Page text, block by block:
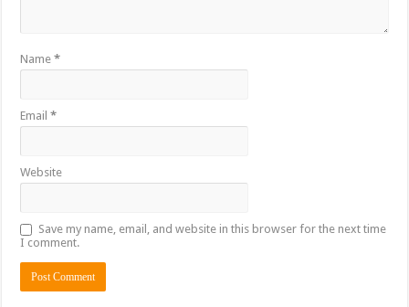
Name*
Email*
Website
Save my name, email, and website in this browser for the next time
I comment.